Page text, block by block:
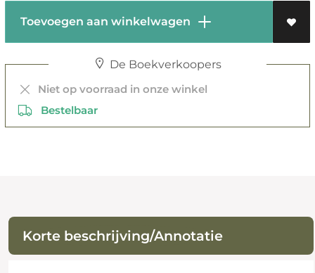
Toevoegen aan winkelwagen
De Boekverkoopers
Niet op voorraad in onze winkel
Bestelbaar
Korte beschrijving/Annotatie